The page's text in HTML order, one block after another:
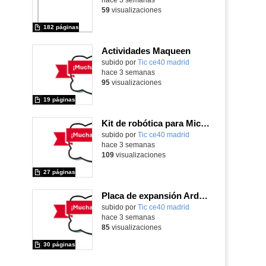
182 páginas
59visualizaciones
Actividades Maqueen
Contenido educativo.
subido por Tic ce40 madrid
19 páginas
hace 3 semanas
95visualizaciones
Kit de robótica para Micro:Bit
Contenido educativo.
subido por Tic ce40 madrid
27 páginas
hace 3 semanas
109visualizaciones
Placa de expansión Arduino
Contenido educativo.
subido por Tic ce40 madrid
30 páginas
hace 3 semanas
85visualizaciones